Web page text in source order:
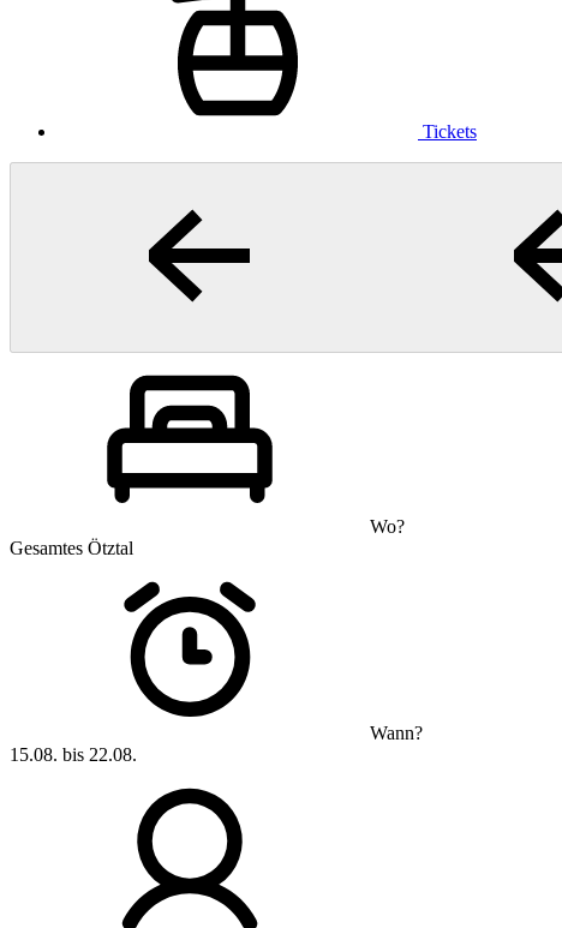
Tickets
Wo?
Gesamtes Ötztal
Wann?
15.08. bis 22.08.